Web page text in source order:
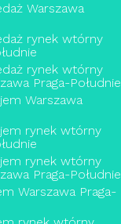
Warszawa
rynek wtórny
rynek wtórny
Praga-Południe
Warszawa
rynek wtórny
rynek wtórny
Praga-Południe
Warszawa Praga-